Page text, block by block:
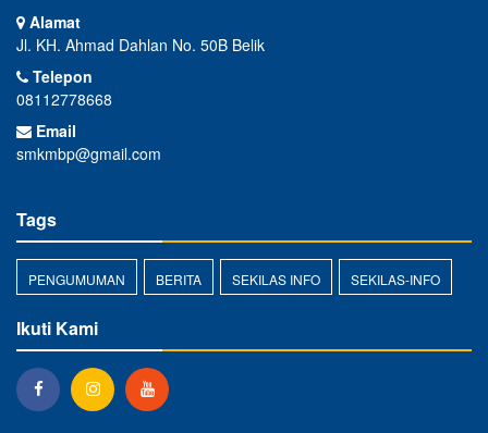
Alamat
Jl. KH. Ahmad Dahlan No. 50B Belik
Telepon
08112778668
Email
smkmbp@gmail.com
Tags
PENGUMUMAN BERITA SEKILAS INFO SEKILAS-INFO
Ikuti Kami